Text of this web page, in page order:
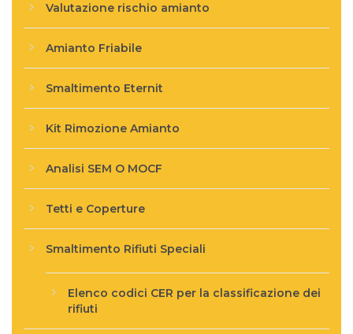
Valutazione rischio amianto
Amianto Friabile
Smaltimento Eternit
Kit Rimozione Amianto
Analisi SEM O MOCF
Tetti e Coperture
Smaltimento Rifiuti Speciali
Elenco codici CER per la classificazione dei
rifiuti